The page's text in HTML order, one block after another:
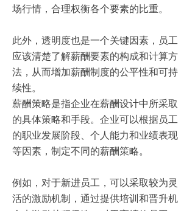
场行情，合理权衡各个要素的比重。
此外，透明度也是一个关键因素，员工
应该清楚了解薪酬要素的构成和计算方
法，从而增加薪酬制度的公平性和可持
续性。
薪酬策略是指企业在薪酬设计中所采取
的具体策略和手段。企业可以根据员工
的职业发展阶段、个人能力和业绩表现
等因素，制定不同的薪酬策略。
例如，对于新进员工，可以采取较为灵
活的激励机制，通过提供培训和晋升机